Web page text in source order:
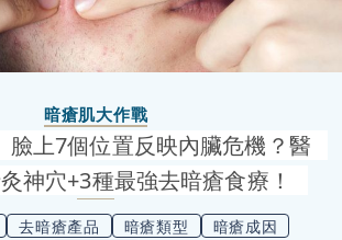
暗瘡肌大作戰
臉上7個位置反映內臟危機？醫
神穴+3種最強去暗瘡食療！
去暗瘡產品 暗瘡類型
暗瘡成因